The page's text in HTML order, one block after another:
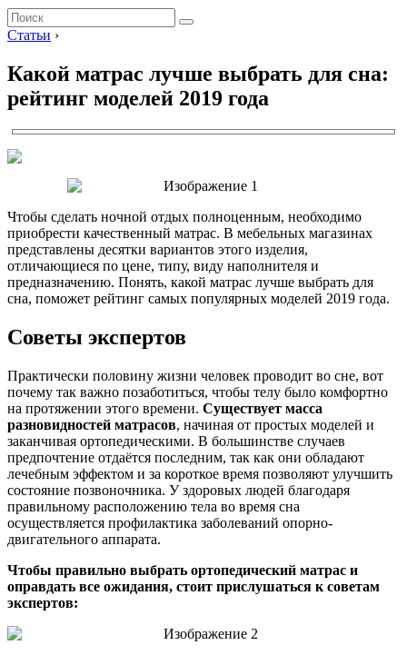
Статьи ›
Какой матрас лучше выбрать для сна:
рейтинг моделей 2019 года
Чтобы сделать ночной отдых полноценным, необходимо
приобрести качественный матрас. В мебельных магазинах
представлены десятки вариантов этого изделия,
отличающиеся по цене, типу, виду наполнителя и
предназначению. Понять, какой матрас лучше выбрать для
сна, поможет рейтинг самых популярных моделей 2019 года.
Советы экспертов
Практически половину жизни человек проводит во сне, вот
почему так важно позаботиться, чтобы телу было комфортно
на протяжении этого времени. Существует масса
разновидностей матрасов, начиная от простых моделей и
заканчивая ортопедическими. В большинстве случаев
предпочтение отдаётся последним, так как они обладают
лечебным эффектом и за короткое время позволяют улучшить
состояние позвоночника. У здоровых людей благодаря
правильному расположению тела во время сна
осуществляется профилактика заболеваний опорно-
двигательного аппарата.
Чтобы правильно выбрать ортопедический матрас и
оправдать все ожидания, стоит прислушаться к советам
экспертов: